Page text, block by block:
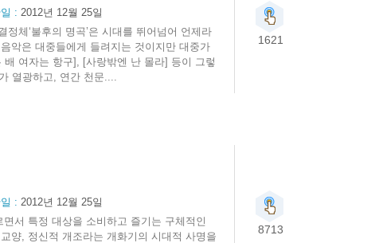
: 2012년 12월 25일
체‘불후의 명곡’은 시대를 뛰어넘어 언제라
악은 대중들에게 들려지는 것이지만 대중가
여자는 항구], [사랑밖엔 난 몰라] 등이 그렇
열광하고, 연간 천문....
1621
: 2012년 12월 25일
면서 특정 대상을 소비하고 즐기는 구체적인
양, 정신적 개조라는 개화기의 시대적 사명을
8713